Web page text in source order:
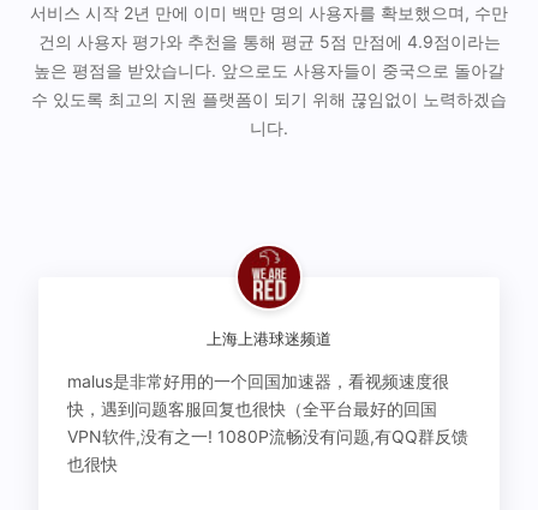
서비스 시작 2년 만에 이미 백만 명의 사용자를 확보했으며, 수만
건의 사용자 평가와 추천을 통해 평균 5점 만점에 4.9점이라는
높은 평점을 받았습니다. 앞으로도 사용자들이 중국으로 돌아갈
수 있도록 최고의 지원 플랫폼이 되기 위해 끊임없이 노력하겠습
니다.
上海上港球迷频道
malus是非常好用的一个回国加速器，看视频速度很
快，遇到问题客服回复也很快（全平台最好的回国
VPN软件,没有之一! 1080P流畅没有问题,有QQ群反馈
也很快